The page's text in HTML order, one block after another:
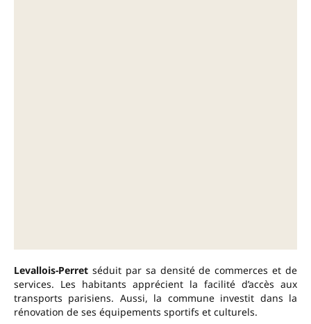
Levallois-Perret séduit par sa densité de commerces et de
services. Les habitants apprécient la facilité d’accès aux
transports parisiens. Aussi, la commune investit dans la
rénovation de ses équipements sportifs et culturels.